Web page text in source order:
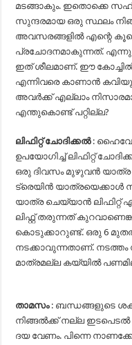
മടങ്ങാകും. ഇതൊക്കെ
സുന്ദരമായ ഒരു സ്ഥലം
അവസരങ്ങളില്‍ എന്റെ
പ്രചോദനമാകുന്നത്.
ഇത് ശീലമാണ്. ഈ
എന്നിവരെ കാണാന്‍
അവര്‍ക്ക് എല്ലാം
എന്തുകൊണ്ട് പറ്റില്ല?
ലിഫിറ്റ് ചോദിക്കല്‍:
ഉപയോഗിച്ച് ലിഫിറ്റ്
ഒരു ദിവസം മുഴുവന്‍
ട്രെയിന്‍
യാത്ര ചെയ്യാന്‍ ലിഫിറ്റ്
ലിഫ്റ്റ് തരുന്നത്
കൊടുക്കാറുണ്ട്. ഒരു 6 മുതല്‍
നടക്കാവുന്നതാണ്.
മാത്രമല്ല കയ്യില്‍
താമസം: ബന്ധങ്ങളുടെ
നിങ്ങല്‍ക്ക് നല്ല
ദയ വേണം. പിന്നെ